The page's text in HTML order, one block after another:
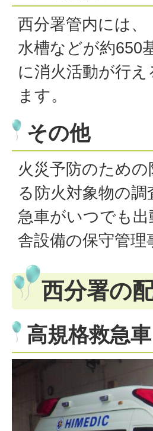
西分署管内には
水槽などが約650
に消火活動が行
ます。
その他
火災予防のため
る防火対象物の
急車がいつでも
舎設備の保守管
西分署の
高規格救急車